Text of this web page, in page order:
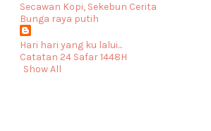
Secawan Kopi, Sekebun Cerita
Bunga raya putih
Hari hari yang ku lalui...
Catatan 24 Safar 1448H
Show All